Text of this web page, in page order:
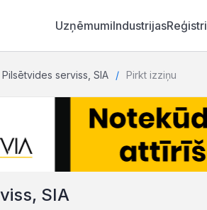
UzņēmumiIndustrijasReģistri
Pilsētvides serviss, SIA Pirkt izziņu
SIA